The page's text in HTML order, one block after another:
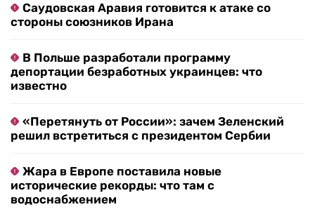
Саудовская Аравия готовится к атаке со
стороны союзников Ирана
В Польше разработали программу
депортации безработных украинцев: что
известно
«Перетянуть от России»: зачем Зеленский
решил встретиться с президентом Сербии
Жара в Европе поставила новые
исторические рекорды: что там с
водоснабжением